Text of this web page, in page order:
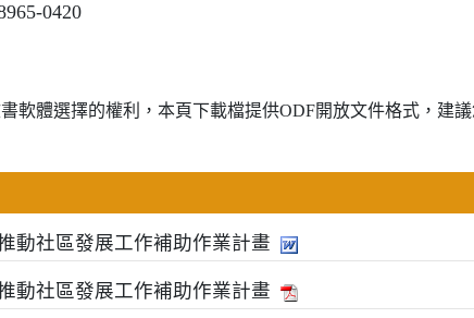
0420
軟體選擇的權利，本頁下載檔提供ODF開放文件格式，建
動社區發展工作補助作業計畫
動社區發展工作補助作業計畫